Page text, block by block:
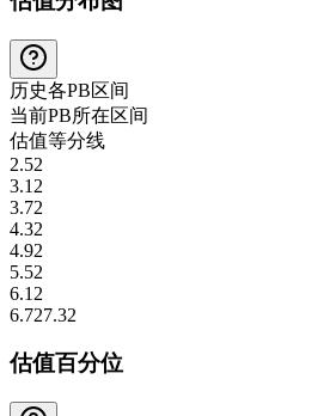
历史各PB区间
当前PB所在区间
估值等分线
2.52
3.12
3.72
4.32
4.92
5.52
6.12
6.727.32
估值百分位